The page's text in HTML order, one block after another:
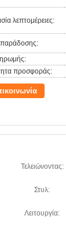
λεπτομέρειες:
προσφοράς:
Τελειώνοντας:
Στυλ:
Λειτουργία: